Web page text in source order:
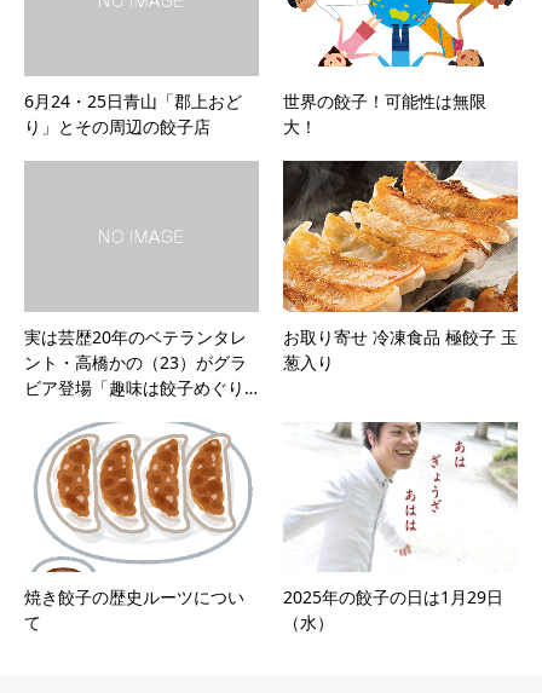
6月24・25日青山「郡上おど
り」とその周辺の餃子店
世界の餃子！可能性は無限
大！
実は芸歴20年のベテランタレ
ント・高橋かの（23）がグラ
ビア登場「趣味は餃子めぐり…
お取り寄せ 冷凍食品 極餃子 玉
葱入り
焼き餃子の歴史ルーツについ
て
2025年の餃子の日は1月29日
（水）